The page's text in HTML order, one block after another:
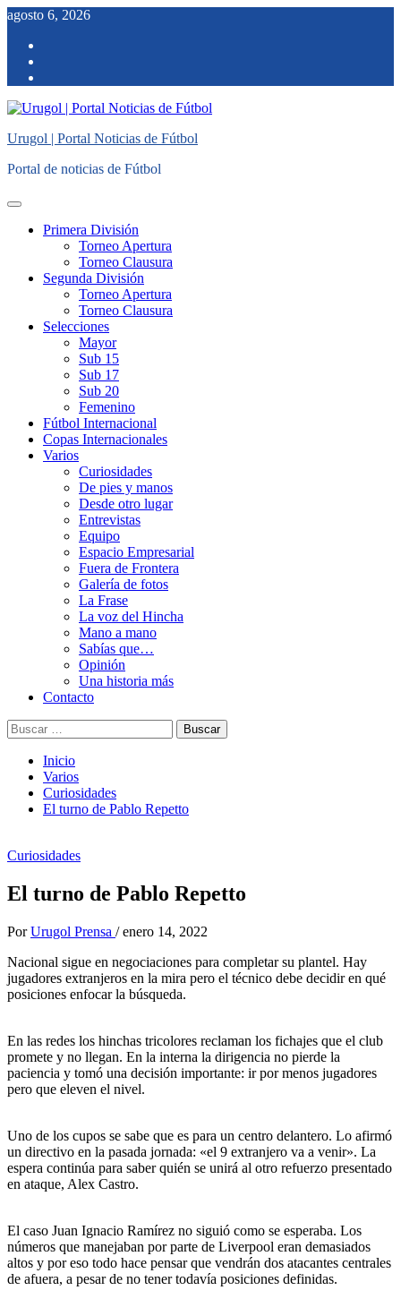
Saltar
contenido
agosto 6, 2026
Urugol | Portal Noticias de Fútbol
Portal de noticias de Fútbol
Menú
principalPrimera División
Torneo Apertura
Torneo Clausura
Segunda División
Torneo Apertura
Torneo Clausura
Selecciones
Mayor
Sub 15
Sub 17
Sub 20
Femenino
Fútbol Internacional
Copas Internacionales
Varios
Curiosidades
De pies y manos
Desde otro lugar
Entrevistas
Equipo
Espacio Empresarial
Fuera de Frontera
Galería de fotos
La Frase
La voz del Hincha
Mano a mano
Sabías que…
Opinión
Una historia más
Contacto
Buscar:
Inicio
Varios
Curiosidades
El turno de Pablo Repetto
Curiosidades
El turno de Pablo Repetto
Por Urugol Prensa / enero 14, 2022
Nacional sigue en negociaciones para completar su plantel. Hay
jugadores extranjeros en la mira pero el técnico debe decidir en qué
posiciones enfocar la búsqueda.
En las redes los hinchas tricolores reclaman los fichajes que el club
promete y no llegan. En la interna la dirigencia no pierde la
paciencia y tomó una decisión importante: ir por menos jugadores
pero que eleven el nivel.
Uno de los cupos se sabe que es para un centro delantero. Lo afirmó
un directivo en la pasada jornada: «el 9 extranjero va a venir». La
espera continúa para saber quién se unirá al otro refuerzo presentado
en ataque, Alex Castro.
El caso Juan Ignacio Ramírez no siguió como se esperaba. Los
números que manejaban por parte de Liverpool eran demasiados
altos y por eso todo hace pensar que vendrán dos atacantes centrales
de afuera, a pesar de no tener todavía posiciones definidas.